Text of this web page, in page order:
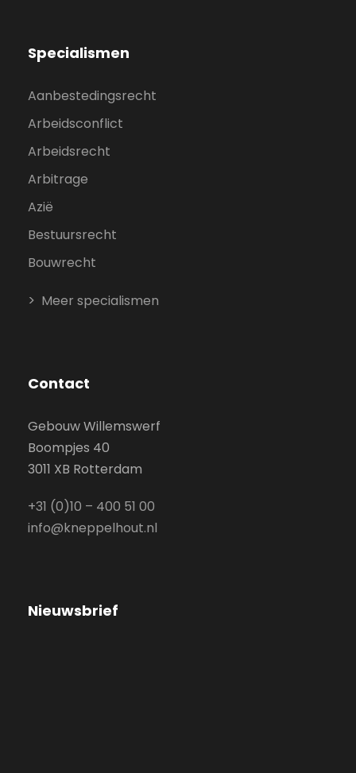
Specialismen
Aanbestedingsrecht
Arbeidsconflict
Arbeidsrecht
Arbitrage
Azië
Bestuursrecht
Bouwrecht
Meer specialismen
Contact
Gebouw Willemswerf
Boompjes 40
3011 XB Rotterdam
+31 (0)10 – 400 51 00
info@kneppelhout.nl
Nieuwsbrief